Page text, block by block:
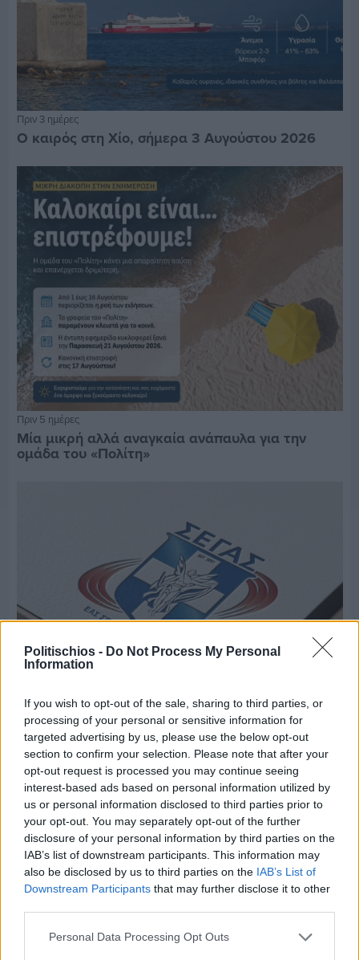
Politischios - Do Not Process My Personal
Information
If you wish to opt-out of the sale, sharing to third parties, or
processing of your personal or sensitive information for
targeted advertising by us, please use the below opt-out
section to confirm your selection. Please note that after your
opt-out request is processed you may continue seeing
interest-based ads based on personal information utilized by
us or personal information disclosed to third parties prior to
your opt-out. You may separately opt-out of the further
disclosure of your personal information by third parties on the
IAB’s list of downstream participants. This information may
also be disclosed by us to third parties on the IAB’s List of
Downstream Participants that may further disclose it to other
Personal Data Processing Opt Outs
Πριν 3 ημέρες
Ο καιρός στη Χίο, σήμερα 3 Αυγούστου 2026
Πριν 5 ημέρες
Μία μικρή αλλά αναγκαία ανάπαυλα για την
ομάδα του «Πολίτη»
Πριν 5 ημέρες
Τρίτος στη σφαιροβολία στη διεθνή συνάντηση
Ελλάδας–Κύπρου Κ18 ο Δημήτρης Τέλλιος